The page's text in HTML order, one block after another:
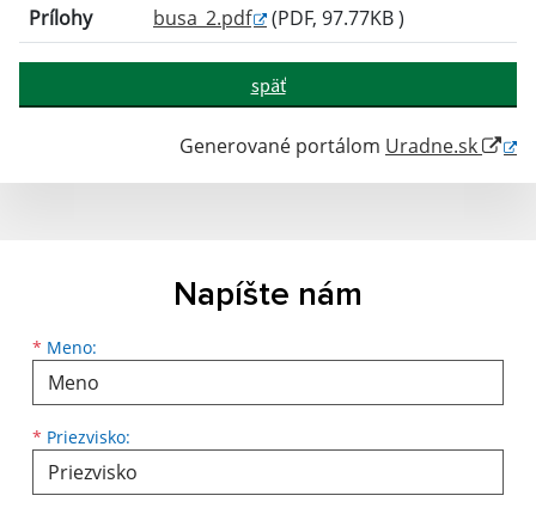
Prílohy busa_2.pdf (PDF, 97.77KB )
späť
Generované portálom Uradne.sk
Napíšte nám
* Meno:
Meno
* Priezvisko:
Priezvisko
E-mailová adresa